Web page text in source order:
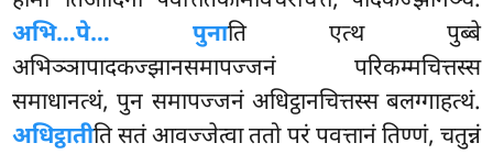
अभि…पे… पुनाति एत्थ पुब्बे
अभिञ्ञापादकज्झानसमापज्जनं परिकम्मचित्तस्स
समाधानत्थं, पुन समापज्जनं अधिट्ठानचित्तस्स बलग्गाहत्थं.
अधिट्ठातीति सतं आवज्जेत्वा ततो परं पवत्तानं तिण्णं, चतुन्नं